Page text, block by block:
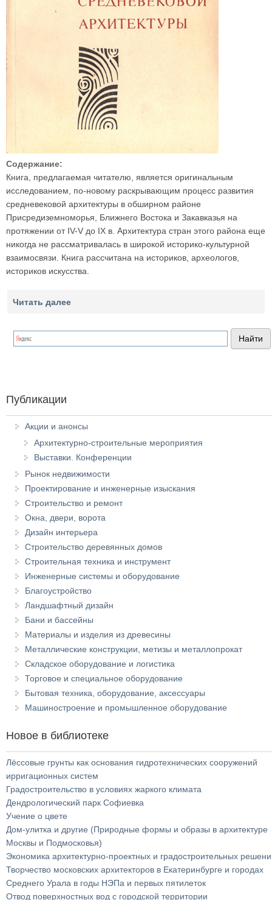
Содержание:
Книга, предлагаемая читателю, является оригинальным
исследованием, по-новому раскрывающим процесс развития
средневековой архитектуры в обширном районе
Присредиземноморья, Ближнего Востока и Закавказья на
протяжении от IV-V до IX в. Архитектура стран этого района еще
никогда не рассматривалась в широкой историко-культурной
взаимосвязи. Книга рассчитана на историков, археологов,
историков искусства.
Читать далее
Публикации
Акции и анонсы
Архитектурно-строительные мероприятия
Выставки. Конференции
Рынок недвижимости
Проектирование и инженерные изыскания
Строительство и ремонт
Окна, двери, ворота
Дизайн интерьера
Строительство деревянных домов
Строительная техника и инструмент
Инженерные системы и оборудование
Благоустройство
Ландшафтный дизайн
Бани и бассейны
Материалы и изделия из древесины
Металлические конструкции, метизы и металлопрокат
Складское оборудование и логистика
Торговое и специальное оборудование
Бытовая техника, оборудование, аксессуары
Машиностроение и промышленное оборудование
Новое в библиотеке
Лёссовые грунты как основания гидротехнических сооружений
ирригационных систем
Градостроительство в условиях жаркого климата
Дендрологический парк Софиевка
Учение о цвете
Дом-улитка и другие (Природные формы и образы в архитектуре
Москвы и Подмосковья)
Экономика архитектурно-проектных и градостроительных
Творчество московских архитекторов в Екатеринбурге и городах
Среднего Урала в годы НЭПа и первых пятилеток
Отвод поверхностных вод с городской территории